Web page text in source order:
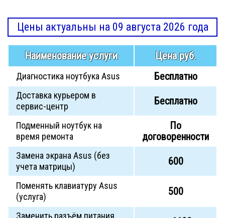
Цены актуальны на 09 августа 2026 года
Наименование услуги Цена руб.
Диагностика ноутбука Asus Бесплатно
Доставка курьером в
сервис-центр
Бесплатно
Подменный ноутбук на
время ремонта
По
договоренности
Замена экрана Asus (без
учета матрицы)
600
Поменять клавиатуру Asus
(услуга)
500
Заменить разъём питания